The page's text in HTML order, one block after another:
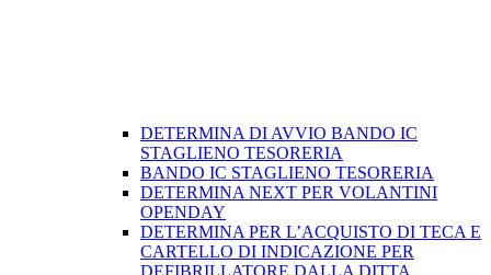
DETERMINA DI AVVIO BANDO IC
STAGLIENO TESORERIA
BANDO IC STAGLIENO TESORERIA
DETERMINA NEXT PER VOLANTINI
OPENDAY
DETERMINA PER L’ACQUISTO DI TECA E
CARTELLO DI INDICAZIONE PER